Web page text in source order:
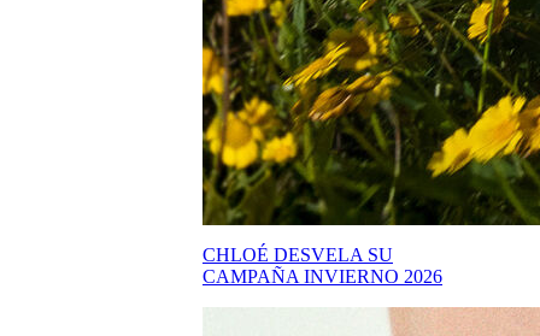
CHLOÉ DESVELA SU
CAMPAÑA INVIERNO 2026